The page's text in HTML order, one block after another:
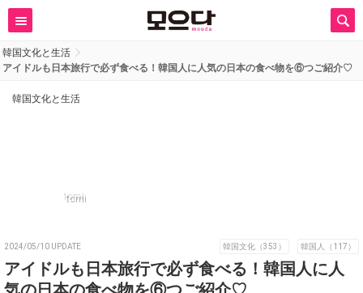
韓国文化と生活
アイドルも日本旅行で必ず食べる！韓国人に人気の日本の食べ物を⑥つご紹介♡
韓国文化と生活
tomi
2024/05/10 UPDATE 韓国文化（353） 韓国人（117）
アイドルも日本旅行で必ず食べる！韓国人に人